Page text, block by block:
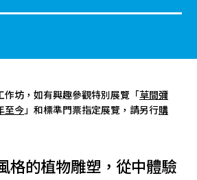
作坊，如有興趣參觀特別展覽「草間彌
至今」和標準門票指定展覽，請另行購
格的植物雕塑，從中體驗